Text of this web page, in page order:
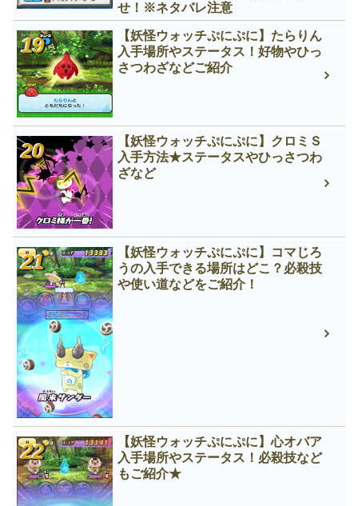
せ！※ネタバレ注意
【妖怪ウォッチぷにぷに】たらりん
入手場所やステータス！好物やひっ
さつわざなどご紹介
【妖怪ウォッチぷにぷに】クロミＳ
入手方法★ステータスやひっさつわ
ざなど
【妖怪ウォッチぷにぷに】コマじろ
うの入手できる場所はどこ？必殺技
や使い道などをご紹介！
【妖怪ウォッチぷにぷに】心オバア
入手場所やステータス！必殺技など
もご紹介★